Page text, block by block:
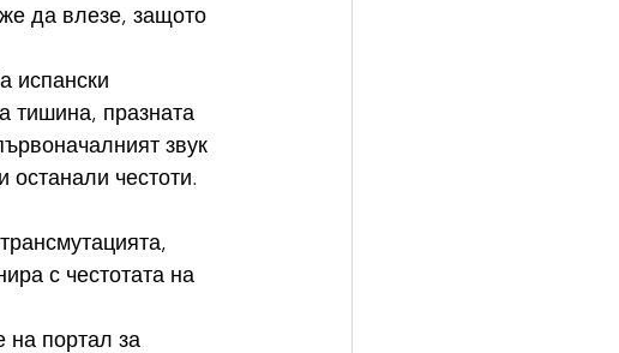
да влезе, защото
испански
тишина, празната
звук
честоти.
с честотата на
на портал за